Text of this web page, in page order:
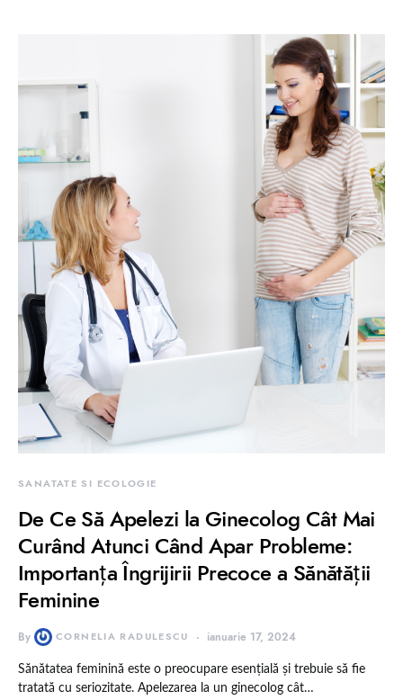
SANATATE SI ECOLOGIE
De Ce Să Apelezi la Ginecolog Cât Mai
Curând Atunci Când Apar Probleme:
Importanța Îngrijirii Precoce a Sănătății
Feminine
By CORNELIA RADULESCU ianuarie 17, 2024
Sănătatea feminină este o preocupare esențială și trebuie să fie
tratată cu seriozitate. Apelezarea la un ginecolog cât…